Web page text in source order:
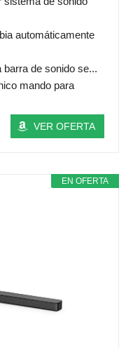
automáticamente
barra de sonido se...
mando para
VER OFERTA
EN OFERTA